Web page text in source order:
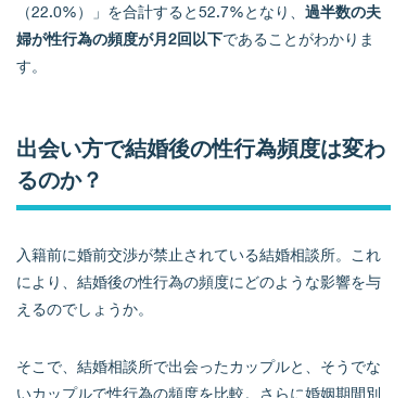
（22.0%）」を合計すると52.7%となり、 過半数の夫
婦が性行為の頻度が月2回以下であることがわかりま
す。
出会い方で結婚後の性行為頻度は変わ
るのか？
入籍前に婚前交渉が禁止されている結婚相談所。これ
により、結婚後の性行為の頻度にどのような影響を与
えるのでしょうか。
そこで、結婚相談所で出会ったカップルと、そうでな
いカップルで性行為の頻度を比較。さらに婚姻期間別